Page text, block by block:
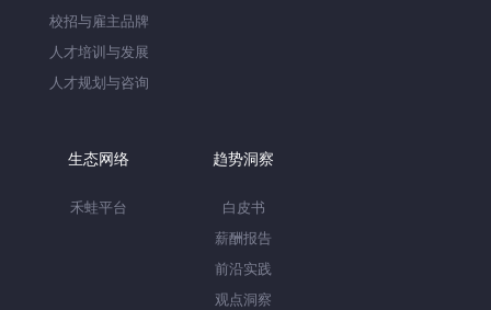
校招与雇主品牌
人才培训与发展
人才规划与咨询
生态网络
禾蛙平台
趋势洞察
白皮书
薪酬报告
前沿实践
观点洞察